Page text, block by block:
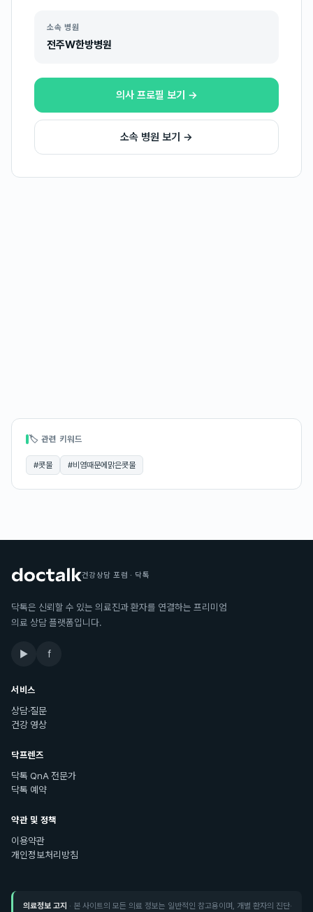
소속 병원
전주W한방병원
의사 프로필 보기 →
소속 병원 보기 →
🏷 관련 키워드
#콧물 #비염때문에맑은콧물
건강상담 포럼 · 닥톡
닥톡은 신뢰할 수 있는 의료진과 환자를 연결하는 프리미엄
의료 상담 플랫폼입니다.
▶ f
서비스
상담·질문
건강 영상
닥프렌즈
닥톡 QnA 전문가
닥톡 예약
약관 및 정책
이용약관
개인정보처리방침
의료정보 고지 · 본 사이트의 모든 의료 정보는 일반적인 참고용이며, 개별 환자의 진단·